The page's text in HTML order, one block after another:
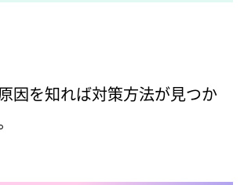
因を知れば対策方法が見つか